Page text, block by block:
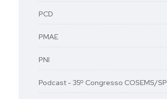
PCD
PMAE
PNI
Podcast - 35º Congresso COSEMS/SP